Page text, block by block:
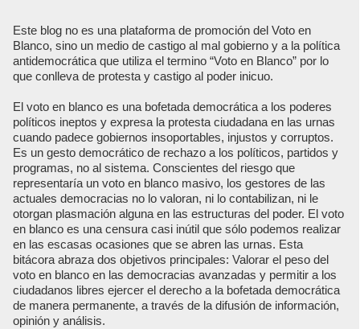
Este blog no es una plataforma de promoción del Voto en
Blanco, sino un medio de castigo al mal gobierno y a la política
antidemocrática que utiliza el termino “Voto en Blanco” por lo
que conlleva de protesta y castigo al poder inicuo.
El voto en blanco es una bofetada democrática a los poderes
políticos ineptos y expresa la protesta ciudadana en las urnas
cuando padece gobiernos insoportables, injustos y corruptos.
Es un gesto democrático de rechazo a los políticos, partidos y
programas, no al sistema. Conscientes del riesgo que
representaría un voto en blanco masivo, los gestores de las
actuales democracias no lo valoran, ni lo contabilizan, ni le
otorgan plasmación alguna en las estructuras del poder. El voto
en blanco es una censura casi inútil que sólo podemos realizar
en las escasas ocasiones que se abren las urnas. Esta
bitácora abraza dos objetivos principales: Valorar el peso del
voto en blanco en las democracias avanzadas y permitir a los
ciudadanos libres ejercer el derecho a la bofetada democrática
de manera permanente, a través de la difusión de información,
opinión y análisis.